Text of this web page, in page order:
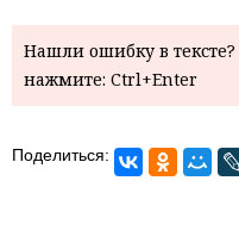
Нашли ошибку в
нажмите: Ctrl+Enter
Поделиться: